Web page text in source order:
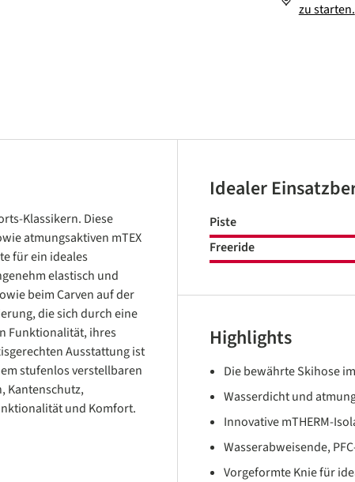
zu starten.
Klassikern. Diese
atmungsaktiven mTEX
für ein ideales
elastisch und
beim Carven auf der
die sich durch eine
Funktionalität, ihres
Ausstattung ist
stufenlos verstellbaren
Kantenschutz,
und Komfort.
Idealer
Piste
Freeride
Highlights
Die bewährte Skihose
Wasserdicht und
Innovative mTHERM-
Wasserabweisende,
Vorgeformte Knie für